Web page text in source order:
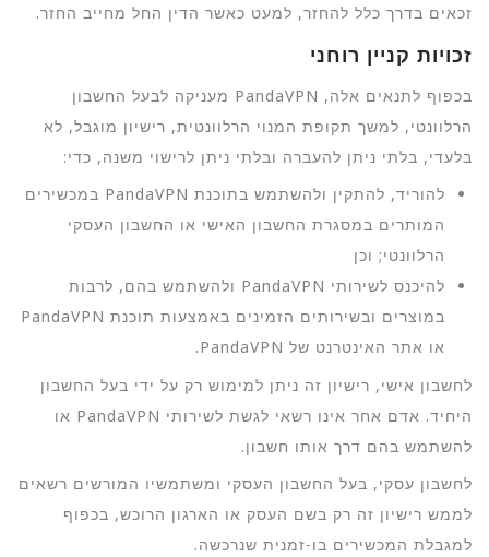
זכאים בדרך כלל להחזר, למעט כאשר הדין החל מחייב החזר.
זכויות קניין רוחני
בכפוף לתנאים אלה, PandaVPN מעניקה לבעל החשבון
הרלוונטי, למשך תקופת המנוי הרלוונטית, רישיון מוגבל, לא
בלעדי, בלתי ניתן להעברה ובלתי ניתן לרישוי משנה, כדי:
להוריד, להתקין ולהשתמש בתוכנת PandaVPN במכשירים
המותרים במסגרת החשבון האישי או החשבון העסקי
הרלוונטי; וכן
להיכנס לשירותי PandaVPN ולהשתמש בהם, לרבות
במוצרים ובשירותים הזמינים באמצעות תוכנת PandaVPN
או אתר האינטרנט של PandaVPN.
לחשבון אישי, רישיון זה ניתן למימוש רק על ידי בעל החשבון
היחיד. אדם אחר אינו רשאי לגשת לשירותי PandaVPN או
להשתמש בהם דרך אותו חשבון.
לחשבון עסקי, בעל החשבון העסקי ומשתמשיו המורשים רשאים
לממש רישיון זה רק בשם העסק או הארגון הרוכש, בכפוף
למגבלת המכשירים בו-זמנית שנרכשה.